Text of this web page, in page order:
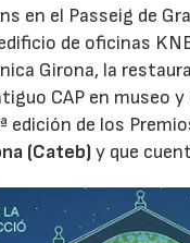
en el Passeig de
de oficinas
Girona, la
CAP en museo
edición de los
(Cateb)y que